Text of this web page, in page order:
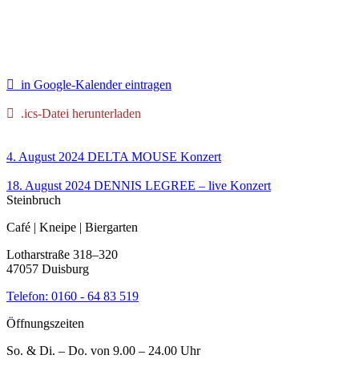
in Google-Kalender eintragen
.ics-Datei herunterladen
4. August 2024 DELTA MOUSE Konzert
18. August 2024 DENNIS LEGREE – live Konzert
Steinbruch
Café | Kneipe | Biergarten
Lotharstraße 318–320
47057 Duisburg
Telefon: 0160 - 64 83 519
Öffnungszeiten
So. & Di. – Do. von 9.00 – 24.00 Uhr